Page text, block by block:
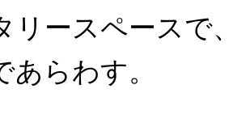
リースペースで
あらわす。